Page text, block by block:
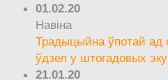
01.02.20
Навіна
Традыцыйна ўпотай ад
ўдзел у штогадовых
21.01.20